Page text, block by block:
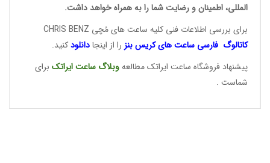
المللی، اطمینان و رضایت شما را به همراه خواهد داشت.
برای بررسی اطلاعات فنی کلیه ساعت های مُچی CHRIS BENZ
کاتالوگ فارسی ساعت هایکریس بنز را از اینجادانلودکنید.
پیشنهاد فروشگاه ساعت ایراتک مطالعهوبلاگ ساعتایراتک برای
شماست .